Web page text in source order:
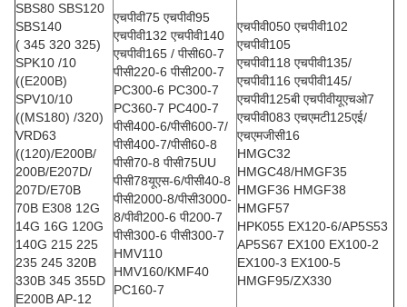
SBS80 SBS120
SBS140
( 345 320 325)
SPK10 /10
((E200B)
SPV10/10
((MS180) /320)
VRD63
((120)/E200B/
200B/E207D/
207D/E70B
70B E308 12G
14G 16G 120G
140G 215 225
235 245 320B
330B 345 355D
E200B AP-12
एचपीवी75 एचपीवी95
एचपीवी132 एचपीवी140
एचपीवी165 / पीसी60-7
पीसी220-6 पीसी200-7
PC300-6 PC300-7
PC360-7 PC400-7
पीसी400-6/पीसी600-7/
पीसी400-7/पीसी60-8
पीसी70-8 पीसी75UU
पीसी78यूएस-6/पीसी40-8
पीसी2000-8/पीसी3000-
8/पीवी200-6 पी200-7
पीसी300-6 पीसी300-7
HMV110
HMV160/KMF40
PC160-7
एचपीवी050 एचपीवी102
एचपीवी105
एचपीवी118 एचपीवी135/
एचपीवी116 एचपीवी145/
एचपीवी125बी एचपीवीयूएचओ7
एचपीवी083 एचएमटी125एई/
एचएमजीसी16
HMGC32
HMGC48/HMGF35
HMGF36 HMGF38
HMGF57
HPK055 EX120-6/AP5S53
AP5S67 EX100 EX100-2
EX100-3 EX100-5
HMGF95/ZX330